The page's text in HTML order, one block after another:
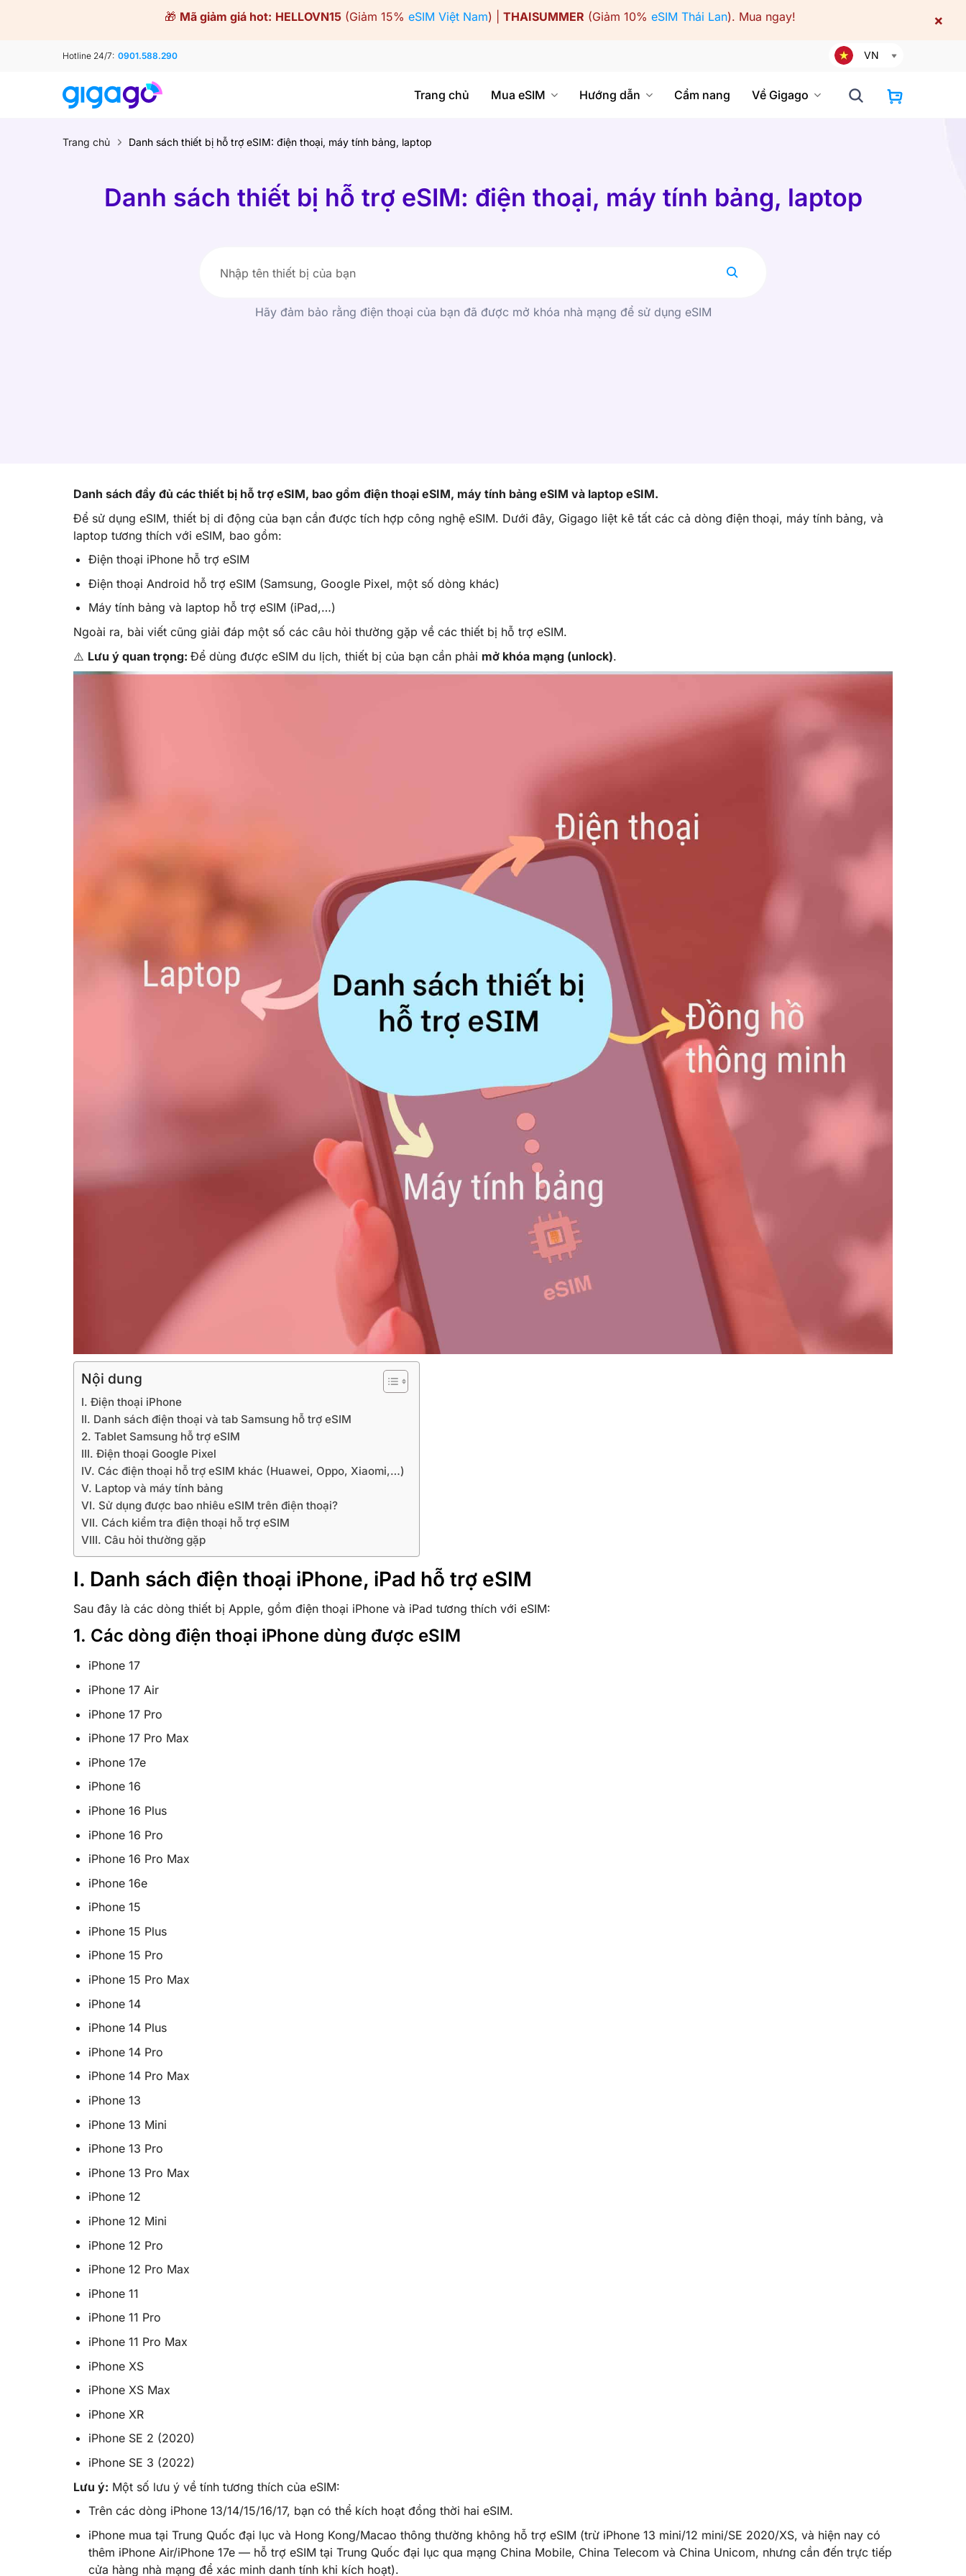
🎁 Mã giảm giá hot: HELLOVN15 (Giảm 15% eSIM Việt Nam) | THAISUMMER (Giảm 10% eSIM Thái Lan). Mua ngay! ×
Hotline 24/7: 0901.588.290 VN
Trang chủ Mua eSIM Hướng dẫn Cẩm nang Về Gigago
Trang chủ Danh sách thiết bị hỗ trợ eSIM: điện thoại, máy tính bảng, laptop
Danh sách thiết bị hỗ trợ eSIM: điện thoại, máy tính bảng, laptop
Hãy đảm bảo rằng điện thoại của bạn đã được mở khóa nhà mạng để sử dụng eSIM
Danh sách đầy đủ các thiết bị hỗ trợ eSIM, bao gồm điện thoại eSIM, máy tính bảng eSIM và laptop eSIM.
Để sử dụng eSIM, thiết bị di động của bạn cần được tích hợp công nghệ eSIM. Dưới đây, Gigago liệt kê tất các cả dòng điện thoại, máy tính bảng, và
laptop tương thích với eSIM, bao gồm:
Điện thoại iPhone hỗ trợ eSIM
Điện thoại Android hỗ trợ eSIM (Samsung, Google Pixel, một số dòng khác)
Máy tính bảng và laptop hỗ trợ eSIM (iPad,…)
Ngoài ra, bài viết cũng giải đáp một số các câu hỏi thường gặp về các thiết bị hỗ trợ eSIM.
⚠️ Lưu ý quan trọng: Để dùng được eSIM du lịch, thiết bị của bạn cần phải mở khóa mạng (unlock).
Nội dung
I. Điện thoại iPhone
II. Danh sách điện thoại và tab Samsung hỗ trợ eSIM
2. Tablet Samsung hỗ trợ eSIM
III. Điện thoại Google Pixel
IV. Các điện thoại hỗ trợ eSIM khác (Huawei, Oppo, Xiaomi,…)
V. Laptop và máy tính bảng
VI. Sử dụng được bao nhiêu eSIM trên điện thoại?
VII. Cách kiểm tra điện thoại hỗ trợ eSIM
VIII. Câu hỏi thường gặp
I. Danh sách điện thoại iPhone, iPad hỗ trợ eSIM
Sau đây là các dòng thiết bị Apple, gồm điện thoại iPhone và iPad tương thích với eSIM:
1. Các dòng điện thoại iPhone dùng được eSIM
iPhone 17
iPhone 17 Air
iPhone 17 Pro
iPhone 17 Pro Max
iPhone 17e
iPhone 16
iPhone 16 Plus
iPhone 16 Pro
iPhone 16 Pro Max
iPhone 16e
iPhone 15
iPhone 15 Plus
iPhone 15 Pro
iPhone 15 Pro Max
iPhone 14
iPhone 14 Plus
iPhone 14 Pro
iPhone 14 Pro Max
iPhone 13
iPhone 13 Mini
iPhone 13 Pro
iPhone 13 Pro Max
iPhone 12
iPhone 12 Mini
iPhone 12 Pro
iPhone 12 Pro Max
iPhone 11
iPhone 11 Pro
iPhone 11 Pro Max
iPhone XS
iPhone XS Max
iPhone XR
iPhone SE 2 (2020)
iPhone SE 3 (2022)
Lưu ý: Một số lưu ý về tính tương thích của eSIM:
Trên các dòng iPhone 13/14/15/16/17, bạn có thể kích hoạt đồng thời hai eSIM.
iPhone mua tại Trung Quốc đại lục và Hong Kong/Macao thông thường không hỗ trợ eSIM (trừ iPhone 13 mini/12 mini/SE 2020/XS, và hiện nay có
thêm iPhone Air/iPhone 17e — hỗ trợ eSIM tại Trung Quốc đại lục qua mạng China Mobile, China Telecom và China Unicom, nhưng cần đến trực tiếp
cửa hàng nhà mạng để xác minh danh tính khi kích hoạt).